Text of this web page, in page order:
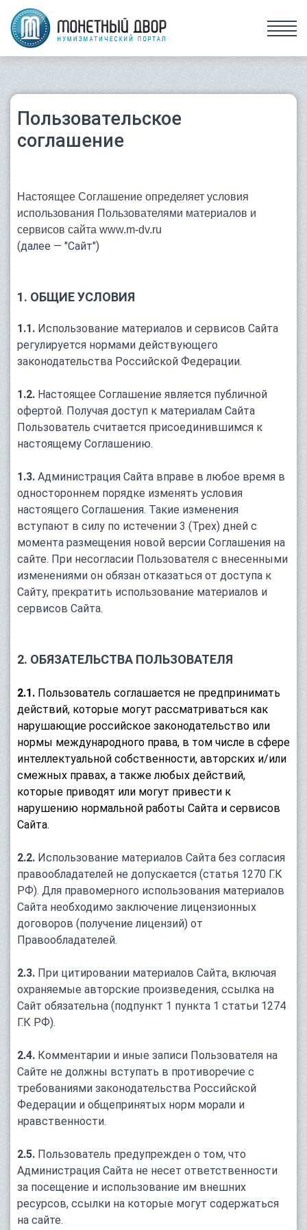
Пользовательское
соглашение
Настоящее Соглашение определяет условия
использования Пользователями материалов и
сервисов сайта www.m-dv.ru
(далее — "Сайт")
1. ОБЩИЕ УСЛОВИЯ
1.1. Использование материалов и сервисов Сайта
регулируется нормами действующего
законодательства Российской Федерации.
1.2. Настоящее Соглашение является публичной
офертой. Получая доступ к материалам Сайта
Пользователь считается присоединившимся к
настоящему Соглашению.
1.3. Администрация Сайта вправе в любое время в
одностороннем порядке изменять условия
настоящего Соглашения. Такие изменения
вступают в силу по истечении 3 (Трех) дней с
момента размещения новой версии Соглашения на
сайте. При несогласии Пользователя с внесенными
изменениями он обязан отказаться от доступа к
Сайту, прекратить использование материалов и
сервисов Сайта.
2. ОБЯЗАТЕЛЬСТВА ПОЛЬЗОВАТЕЛЯ
2.1. Пользователь соглашается не предпринимать
действий, которые могут рассматриваться как
нарушающие российское законодательство или
нормы международного права, в том числе в сфере
интеллектуальной собственности, авторских и/или
смежных правах, а также любых действий,
которые приводят или могут привести к
нарушению нормальной работы Сайта и сервисов
Сайта.
2.2. Использование материалов Сайта без согласия
правообладателей не допускается (статья 1270 Г.К
РФ). Для правомерного использования материалов
Сайта необходимо заключение лицензионных
договоров (получение лицензий) от
Правообладателей.
2.3. При цитировании материалов Сайта, включая
охраняемые авторские произведения, ссылка на
Сайт обязательна (подпункт 1 пункта 1 статьи 1274
Г.К РФ).
2.4. Комментарии и иные записи Пользователя на
Сайте не должны вступать в противоречие с
требованиями законодательства Российской
Федерации и общепринятых норм морали и
нравственности.
2.5. Пользователь предупрежден о том, что
Администрация Сайта не несет ответственности
за посещение и использование им внешних
ресурсов, ссылки на которые могут содержаться
на сайте.